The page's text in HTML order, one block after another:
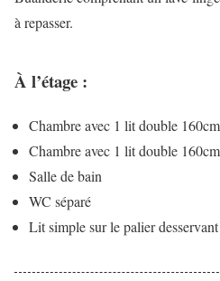
à repasser.
À l’étage :
Chambre avec 1 lit double
Chambre avec 1 lit double
Salle de bain
WC séparé
Lit simple sur le palier